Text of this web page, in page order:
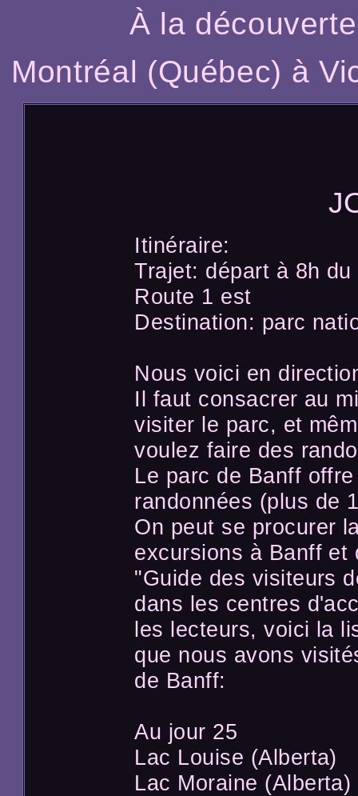
À la
Montréal (Québec) à
Itinéraire:
Trajet: départ à 8h
Route 1 est
Destination: parc
Nous voici en
Il faut consacrer au
visiter le parc, et
voulez faire des
Le parc de Banff
randonnées (plus de
On peut se procurer
excursions à Banff et
"Guide des visiteurs
dans les centres
les lecteurs, voici la
que nous avons
de Banff:
Au jour 25
Lac Louise (Alberta)
Lac Moraine (Alberta)